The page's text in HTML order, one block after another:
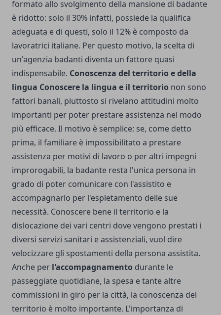
formato allo svolgimento della mansione di badante
è ridotto: solo il 30% infatti, possiede la qualifica
adeguata e di questi, solo il 12% è composto da
lavoratrici italiane. Per questo motivo, la scelta di
un'agenzia badanti diventa un fattore quasi
indispensabile. Conoscenza del territorio e della
lingua Conoscere la lingua e il territorio non sono
fattori banali, piuttosto si rivelano attitudini molto
importanti per poter prestare assistenza nel modo
più efficace. Il motivo è semplice: se, come detto
prima, il familiare è impossibilitato a prestare
assistenza per motivi di lavoro o per altri impegni
improrogabili, la badante resta l'unica persona in
grado di poter comunicare con l'assistito e
accompagnarlo per l'espletamento delle sue
necessità. Conoscere bene il territorio e la
dislocazione dei vari centri dove vengono prestati i
diversi servizi sanitari e assistenziali, vuol dire
velocizzare gli spostamenti della persona assistita.
Anche per l'accompagnamento durante le
passeggiate quotidiane, la spesa e tante altre
commissioni in giro per la città, la conoscenza del
territorio è molto importante. L'importanza di